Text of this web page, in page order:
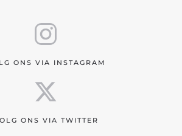
ONS VIA INSTAGRAM
ONS VIA TWITTER